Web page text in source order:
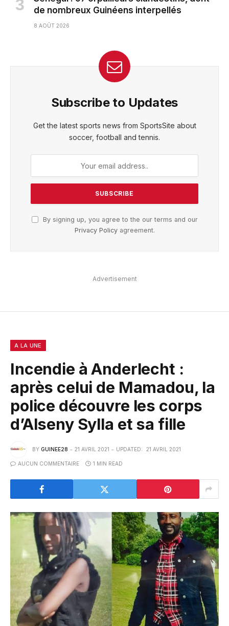
de nombreux Guinéens interpellés
8 AOÛT 2026
Subscribe to Updates
Get the latest sports news from SportsSite about
soccer, football and tennis.
By signing up, you agree to the our terms and our
Privacy Policyagreement.
Advertisement
A LA UNE
Incendie à Anderlecht :
après celui de Mamadou, la
police découvre les corps
d’Alseny Sylla et sa fille
BY GUINEE28 21 AVRIL 2021 UPDATED: 21 AVRIL 2021
AUCUN COMMENTAIRE 1 MIN READ